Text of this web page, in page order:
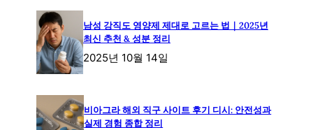
남성 강직도 영양제 제대로 고르는 법｜2025년
최신 추천 & 성분 정리
2025년 10월 14일
비아그라 해외 직구 사이트 후기 디시: 안전성과
실제 경험 종합 정리